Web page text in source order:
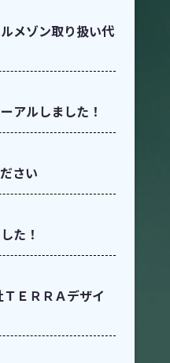
メゾン取り扱い代
アルしました！
さい
た！
ＥＲＲＡデザイ